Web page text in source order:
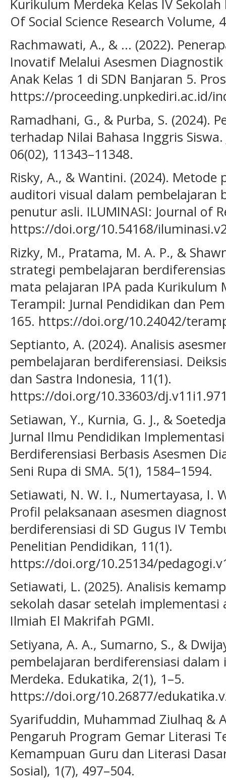
Kurikulum Merdeka Kelas IV
Of Social Science Research Volume,
Rachmawati, A., & ... (2022).
Inovatif Melalui Asesmen
Anak Kelas 1 di SDN Banjaran 5.
https://proceeding.unpkediri.ac.id/
Ramadhani, G., & Purba, S. (2024).
terhadap Nilai Bahasa Inggris
06(02), 11343–11348.
Risky, A., & Wantini. (2024).
auditori visual dalam pembelajaran
penutur asli. ILUMINASI: Journal of
https://doi.org/10.54168/
Rizky, M., Pratama, M. A. P., &
strategi pembelajaran
mata pelajaran IPA pada Kurikulum
Terampil: Jurnal Pendidikan dan
165. https://doi.org/10.24042/
Septianto, A. (2024). Analisis
pembelajaran berdiferensiasi.
dan Sastra Indonesia, 11(1).
https://doi.org/10.33603/
Setiawan, Y., Kurnia, G. J., &
Jurnal Ilmu Pendidikan
Berdiferensiasi Berbasis Asesmen
Seni Rupa di SMA. 5(1), 1584–1594.
Setiawati, N. W. I., Numertayasa, I.
Profil pelaksanaan asesmen
berdiferensiasi di SD Gugus IV
Penelitian Pendidikan, 11(1).
https://doi.org/10.25134/
Setiawati, L. (2025). Analisis
sekolah dasar setelah implementasi
Ilmiah El Makrifah PGMI.
Setiyana, A. A., Sumarno, S., &
pembelajaran berdiferensiasi
Merdeka. Edukatika, 2(1), 1–5.
https://doi.org/10.26877/
Syarifuddin, Muhammad Ziulhaq &
Pengaruh Program Gemar Literasi
Kemampuan Guru dan Literasi
Sosial), 1(7), 497–504.